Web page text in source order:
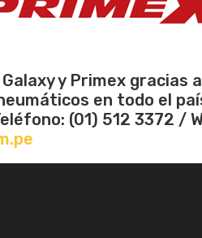
y Primex gracias
en todo el
(01) 512 3372 /